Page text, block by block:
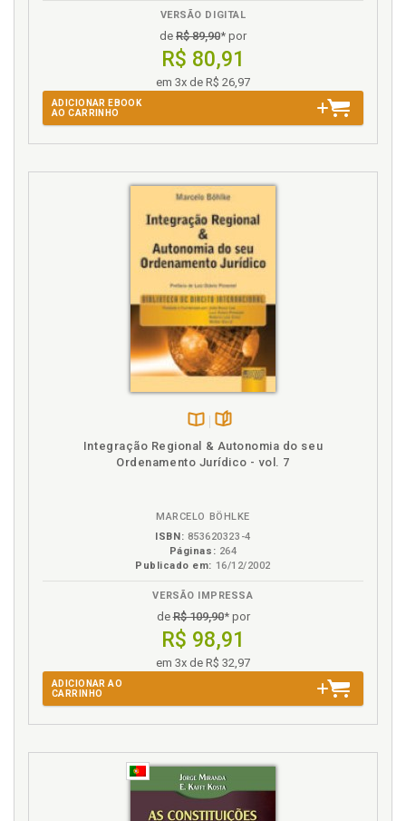
ONU. Estrutura da ONU frente à cibervigilância e
ciberespionagem, p. 91
Potenciais riscos dos cidadãos frente à
cibervigilância. Quadro 1, p. 59
Quadro 1. Potenciais riscos dos cidadãos frente à
cibervigilância, p. 59
Quadro 2. Consequências das ações de
ciberespionagem nas expressões do poder nacional,
Regulamentação do uso da internet: aplicações e
implicações, p. 79
Tecnologias cibernéticas: preliminar teórica, p. 45
Tecnologias, poder e direito, p. 77
Vulnerabilidades e ameaças do acesso à internet, p.
51
VERSÃO DIGITAL
de R$ 89,90* por
R$ 80,91
em 3x de R$ 26,97
ADICIONAR EBOOK
AO CARRINHO
Disponível
na
Integração Regional & Autonomia do seu
Ordenamento Jurídico - vol. 7
MARCELO BÖHLKE
ISBN: 853620323-4
Páginas: 264
Publicado em: 16/12/2002
VERSÃO IMPRESSA
deR$ 109,90* por
R$ 98,91
em 3x de R$ 32,97
ADICIONAR AO
CARRINHO